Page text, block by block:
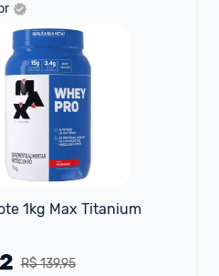
1kg Max Titanium
R$ 139,95